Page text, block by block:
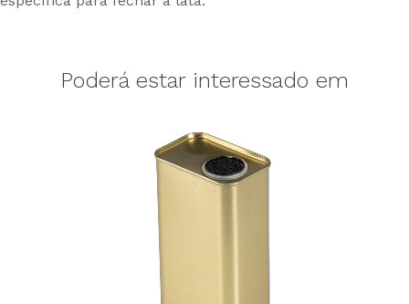
Poderá estar interessado em